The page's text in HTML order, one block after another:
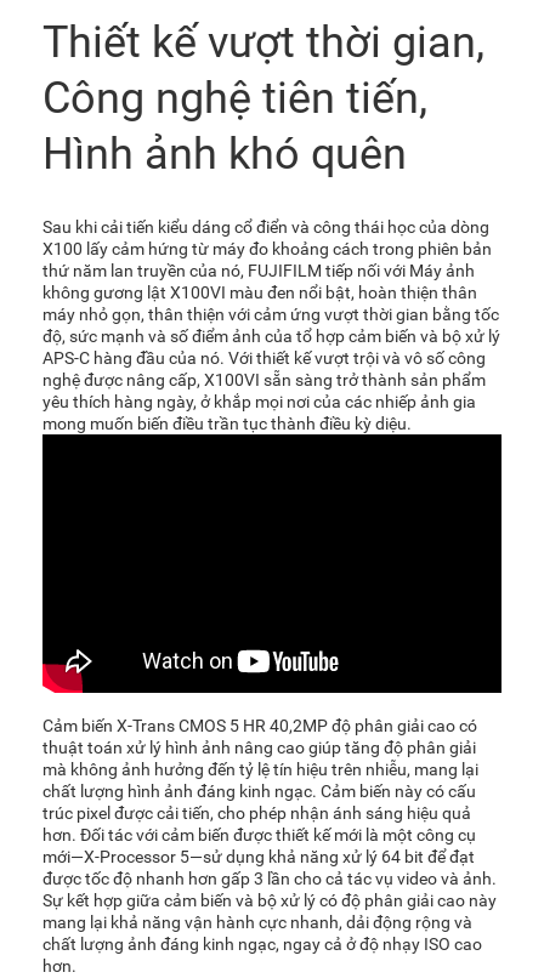
Thiết kế vượt thời gian,
Công nghệ tiên tiến,
Hình ảnh khó quên
Sau khi cải tiến kiểu dáng cổ điển và công thái học của dòng
X100 lấy cảm hứng từ máy đo khoảng cách trong phiên bản
thứ năm lan truyền của nó, FUJIFILM tiếp nối với Máy ảnh
không gương lật X100VI màu đen nổi bật, hoàn thiện thân
máy nhỏ gọn, thân thiện với cảm ứng vượt thời gian bằng tốc
độ, sức mạnh và số điểm ảnh của tổ hợp cảm biến và bộ xử lý
APS-C hàng đầu của nó. Với thiết kế vượt trội và vô số công
nghệ được nâng cấp, X100VI sẵn sàng trở thành sản phẩm
yêu thích hàng ngày, ở khắp mọi nơi của các nhiếp ảnh gia
mong muốn biến điều trần tục thành điều kỳ diệu.
Cảm biến X-Trans CMOS 5 HR 40,2MP độ phân giải cao có
thuật toán xử lý hình ảnh nâng cao giúp tăng độ phân giải
mà không ảnh hưởng đến tỷ lệ tín hiệu trên nhiễu, mang lại
chất lượng hình ảnh đáng kinh ngạc. Cảm biến này có cấu
trúc pixel được cải tiến, cho phép nhận ánh sáng hiệu quả
hơn. Đối tác với cảm biến được thiết kế mới là một công cụ
mới—X-Processor 5—sử dụng khả năng xử lý 64 bit để đạt
được tốc độ nhanh hơn gấp 3 lần cho cả tác vụ video và ảnh.
Sự kết hợp giữa cảm biến và bộ xử lý có độ phân giải cao này
mang lại khả năng vận hành cực nhanh, dải động rộng và
chất lượng ảnh đáng kinh ngạc, ngay cả ở độ nhạy ISO cao
hơn.